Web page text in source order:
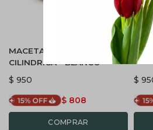
MACETA TERRAZO
CILINDRICA - BLANCO
$ 950
$ 808
$